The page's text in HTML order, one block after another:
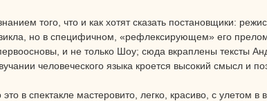
того, что и как хотят сказать постановщики:
но в специфичном, «рефлексирующем» его
и не только Шоу; сюда вкраплены тексты
человеческого языка кроется высокий смысл и
в спектакле мастеровито, легко, красиво, с улетом в